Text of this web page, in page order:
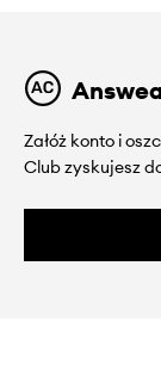
Załóż konto i
Club zyskujesz